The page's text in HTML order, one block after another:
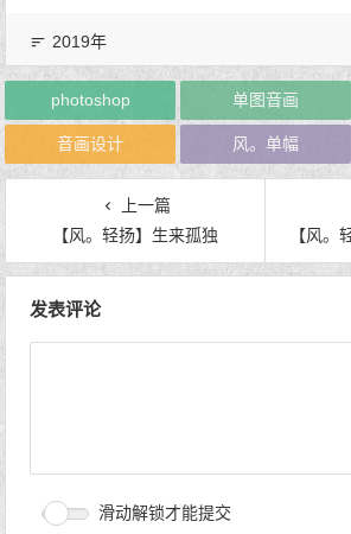
2019年
photoshop 单图音画
音画设计 风。单幅
上一篇
【风。轻扬】生来孤独
【风。轻扬
发表评论
滑动解锁才能提交